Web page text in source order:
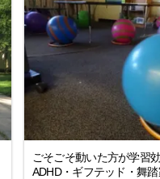
ごそごそ動いた方が学習
ADHD・ギフテッド・舞